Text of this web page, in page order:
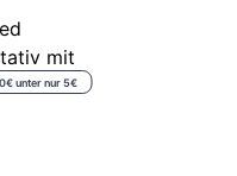
unter nur 5€